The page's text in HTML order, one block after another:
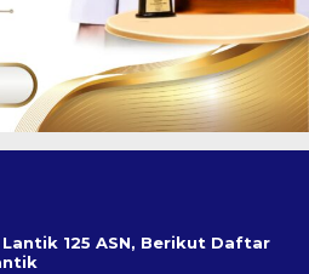
125 ASN, Berikut Daftar